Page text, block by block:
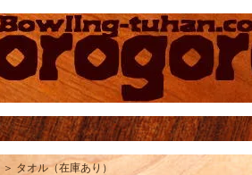
＞ タオル（在庫あり）